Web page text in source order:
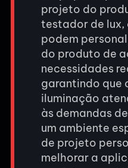
projeto do
testador de
podem
do produto de
necessidades
garantindo que
iluminação
às demandas
um ambiente
de projeto
melhorar a